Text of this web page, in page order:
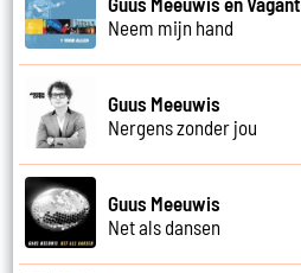
Neem mijn hand
Guus Meeuwis
Nergens zonder jou
Guus Meeuwis
Net als dansen